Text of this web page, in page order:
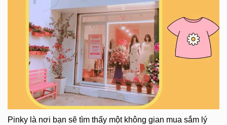
Pinky là nơi bạn sẽ tìm thấy một không gian mua sắm lý